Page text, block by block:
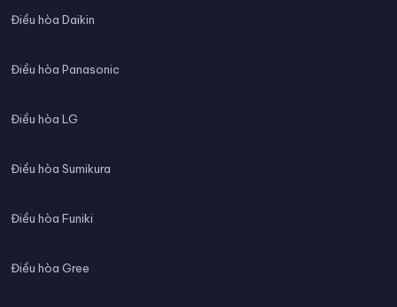
Điều hòa Daikin
Điều hòa Panasonic
Điều hòa LG
Điều hòa Sumikura
Điều hòa Funiki
Điều hòa Gree